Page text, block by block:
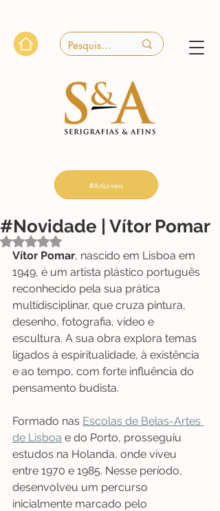
#ArtLovers
#Novidade | Vítor Pomar
Avaliado com NaN de 5 estrelas.
Vítor Pomar, nascido em Lisboa em
1949, é um artista plástico português
reconhecido pela sua prática
multidisciplinar, que cruza pintura,
desenho, fotografia, vídeo e
escultura. A sua obra explora temas
ligados à espiritualidade, à existência
e ao tempo, com forte influência do
pensamento budista.
Formado nas Escolas de Belas-Artes
de Lisboa e do Porto, prosseguiu
estudos na Holanda, onde viveu
entre 1970 e 1985. Nesse período,
desenvolveu um percurso
inicialmente marcado pelo